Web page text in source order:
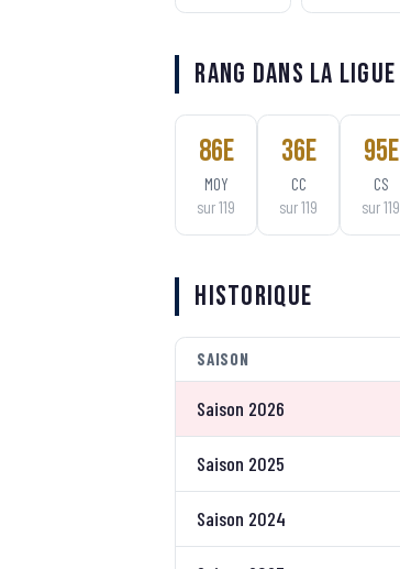
Rang dans la ligue
86e
MOY
sur119
36e
CC
sur119
95e
CS
sur119
Historique
SAISON
Saison 2026
Saison 2025
Saison 2024